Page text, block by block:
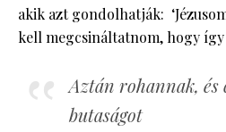
akik azt gondolhatják:
kell megcsináltatnom, hogy így
Aztán rohannak,
butaságot